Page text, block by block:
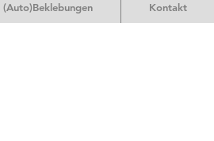
(Auto)Beklebungen Kontakt